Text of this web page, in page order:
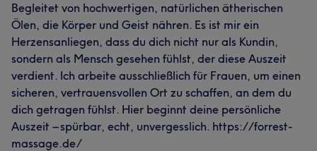
Begleitet von hochwertigen, natürlichen ätherischen
Ölen, die Körper und Geist nähren. Es ist mir ein
Herzensanliegen, dass du dich nicht nur als Kundin,
sondern als Mensch gesehen fühlst, der diese Auszeit
verdient. Ich arbeite ausschließlich für Frauen, um einen
sicheren, vertrauensvollen Ort zu schaffen, an dem du
dich getragen fühlst. Hier beginnt deine persönliche
Auszeit – spürbar, echt, unvergesslich. https://forrest-
massage.de/